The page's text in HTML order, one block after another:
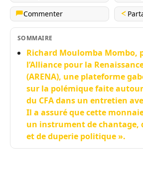
Commenter
SOMMAIRE
Richard Moulomba Mombo,
l’Alliance pour la
(ARENA), une plateforme
sur la polémique faite
du CFA dans un entretien
Il a assuré que cette
un instrument de chantage,
et de duperie politique ».